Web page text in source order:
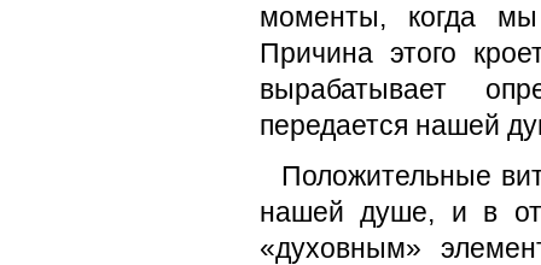
моменты, когда
Причина этого
вырабатывает
передается нашей
Положительные
нашей душе, и в
«духовным»